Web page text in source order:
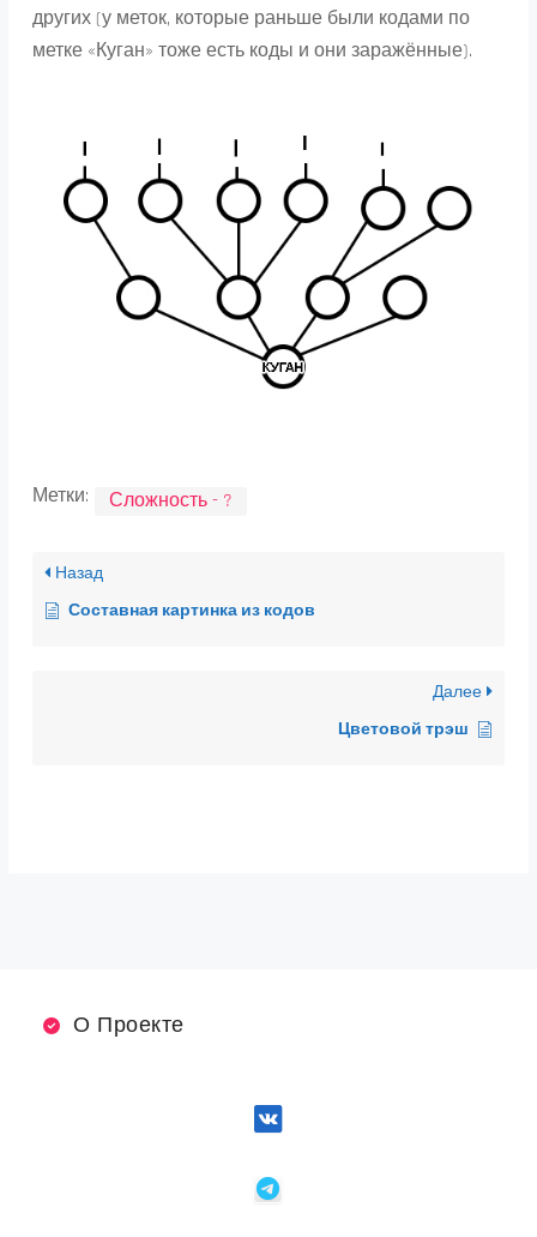
других (у меток, которые раньше были кодами по
метке «Куган» тоже есть коды и они заражённые).
Метки: Сложность - ?
Назад
Составная картинка из кодов
Далее
Цветовой трэш
О Проекте